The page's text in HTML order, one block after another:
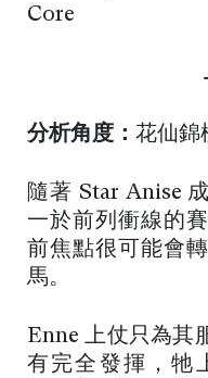
Core
分析角度： 花仙錦
隨著 Star Anise
一於前列衝線的
前焦點很可能會
馬。
Enne 上仗只為其
有完全發揮，牠